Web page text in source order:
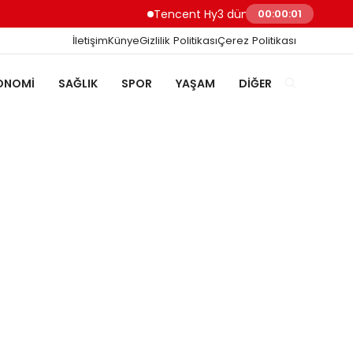
Tencent Hy3 dünya genelinde kullanıma
00:00:02
İletişimKünyeGizlilik PolitikasıÇerez Politikası
SAĞLIK SPOR YAŞAM DIĞER